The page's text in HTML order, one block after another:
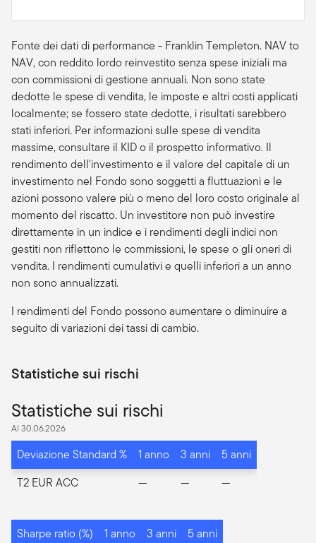
Fonte dei dati di performance - Franklin Templeton. NAV to
NAV, con reddito lordo reinvestito senza spese iniziali ma
con commissioni di gestione annuali. Non sono state
dedotte le spese di vendita, le imposte e altri costi applicati
localmente; se fossero state dedotte, i risultati sarebbero
stati inferiori. Per informazioni sulle spese di vendita
massime, consultare il KID o il prospetto informativo. Il
rendimento dell'investimento e il valore del capitale di un
investimento nel Fondo sono soggetti a fluttuazioni e le
azioni possono valere più o meno del loro costo originale al
momento del riscatto. Un investitore non può investire
direttamente in un indice e i rendimenti degli indici non
gestiti non riflettono le commissioni, le spese o gli oneri di
vendita. I rendimenti cumulativi e quelli inferiori a un anno
non sono annualizzati.
I rendimenti del Fondo possono aumentare o diminuire a
seguito di variazioni dei tassi di cambio.
Statistiche sui rischi
Statistiche sui rischi
Al 30.06.2026
Deviazione Standard % 1 anno 3 anni
5 anni
T2 EUR ACC
— — —
Sharpe ratio (%) 1 anno 3 anni
5 anni